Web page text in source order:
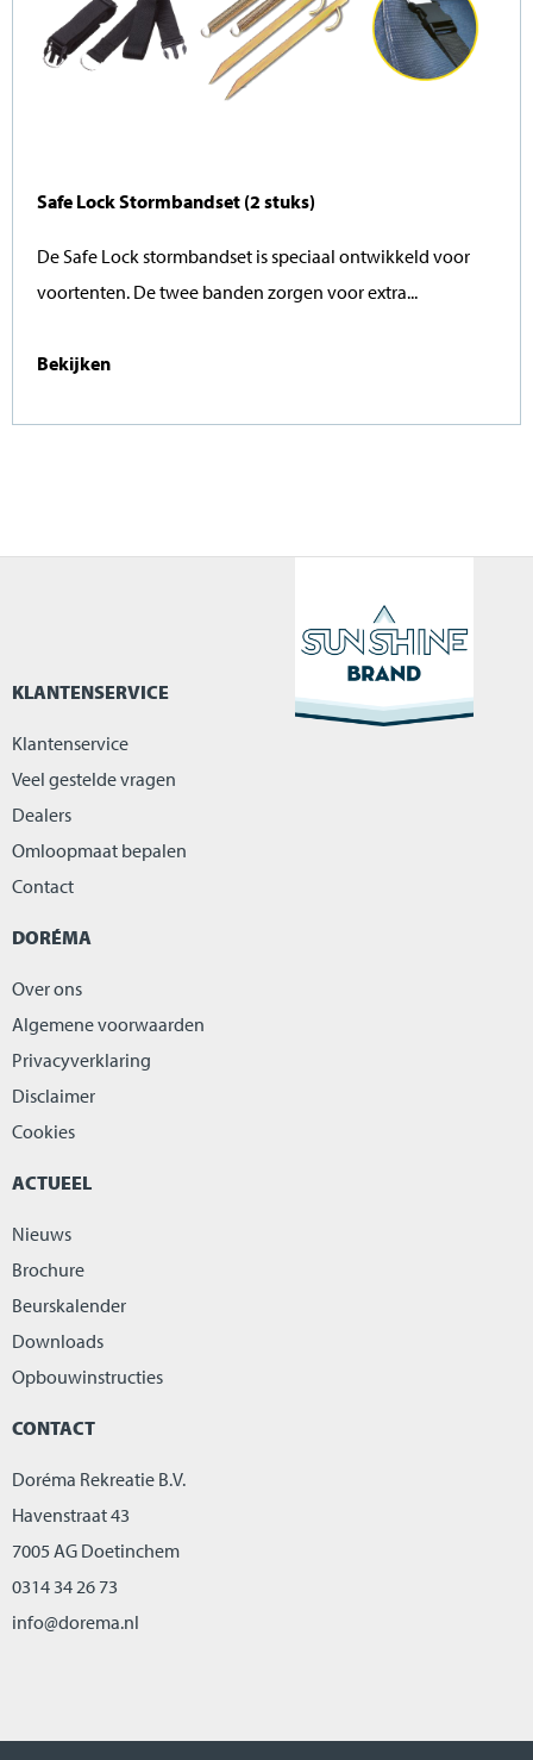
Safe Lock Stormbandset (2 stuks)
De Safe Lock stormbandset is speciaal ontwikkeld voor
voortenten. De twee banden zorgen voor extra...
Bekijken
KLANTENSERVICE
Klantenservice
Veel gestelde vragen
Dealers
Omloopmaat bepalen
Contact
DORÉMA
Over ons
Algemene voorwaarden
Privacyverklaring
Disclaimer
Cookies
ACTUEEL
Nieuws
Brochure
Beurskalender
Downloads
Opbouwinstructies
CONTACT
Doréma Rekreatie B.V.
Havenstraat 43
7005 AG Doetinchem
0314 34 26 73
info@dorema.nl